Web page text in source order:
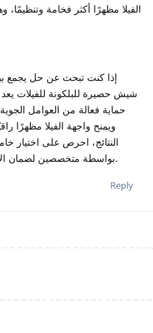
الفيلا مظهرًا أكثر فخامة وتنظيمًا،
إذا كنت تبحث عن حل يجمع
شيش حصيرة للبلكونة للفيلات
حماية فعالة من العوامل
ويمنح واجهة الفيلا مظهرًا
النتائج، احرص على اختيار
بواسطة متخصصين لضمان الأداء المثالي والعمر الافتراضي الطويل.
Reply